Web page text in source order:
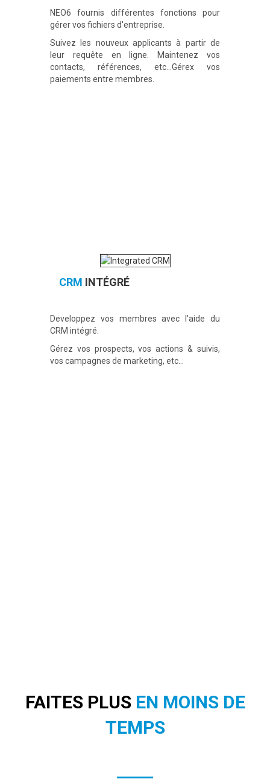
NEO6 fournis différentes fonctions pour
gérer vos fichiers d'entreprise.
Suivez les nouveux applicants à partir de
leur requête en ligne. Maintenez vos
contacts, références, etc...Gérex vos
paiements entre membres.
CRM INTÉGRÉ
Developpez vos membres avec l'aide du
CRM intégré.
Gérez vos prospects, vos actions & suivis,
vos campagnes de marketing, etc...
FAITES PLUS EN MOINS DE
TEMPS